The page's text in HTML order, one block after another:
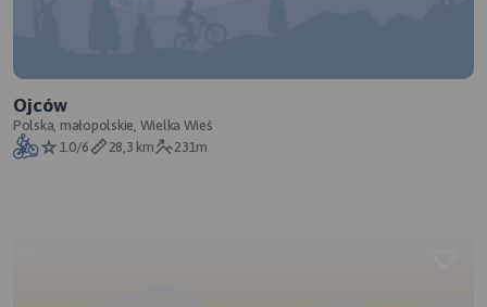
Ojców
Polska, małopolskie, Wielka Wieś
1.0/6
28,3 km 231m